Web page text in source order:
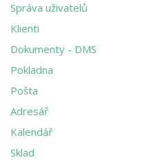
Správa uživatelů
Klienti
Dokumenty - DMS
Pokladna
Pošta
Adresář
Kalendář
Sklad